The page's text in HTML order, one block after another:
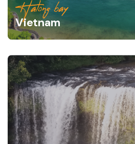
Halong bay
Vietnam